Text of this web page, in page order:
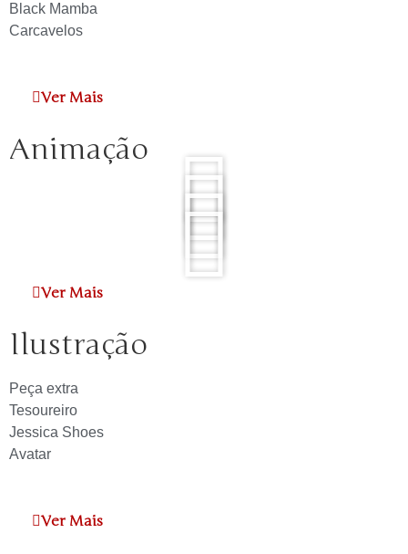
Black Mamba
Carcavelos
Ver Mais
Animação
Ver Mais
Ilustração
Peça extra
Tesoureiro
Jessica Shoes
Avatar
Ver Mais